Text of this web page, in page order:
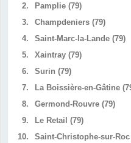
2.
Pamplie (79)
3.
Champdeniers (79)
4.
Saint-Marc-la-Lande (79)
5.
Xaintray (79)
6.
Surin (79)
7.
La Boissière-en-Gâtine
8.
Germond-Rouvre (79)
9.
Le Retail (79)
10.
Saint-Christophe-sur-Roc